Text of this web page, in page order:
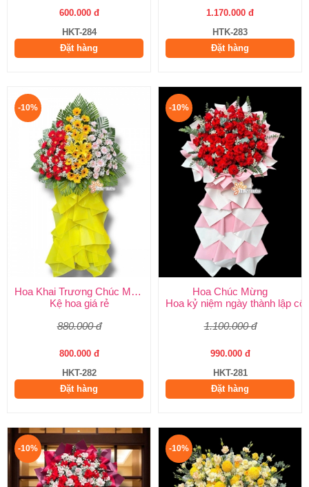
600.000 đ
HKT-284
Đặt hàng
1.170.000 đ
HTK-283
Đặt hàng
-10%
Hoa Khai Trương Chúc Mừng
Kệ hoa giá rẻ
880.000 đ
800.000 đ
HKT-282
Đặt hàng
-10%
Hoa Chúc Mừng
Hoa kỷ niệm ngày thành lập
1.100.000 đ
990.000 đ
HKT-281
Đặt hàng
-10% -10%